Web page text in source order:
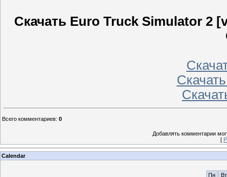
Скачать Euro Truck Simulator 2
Всего комментариев: 0
Добавлять комментарии
[
Calendar
Пн Вт